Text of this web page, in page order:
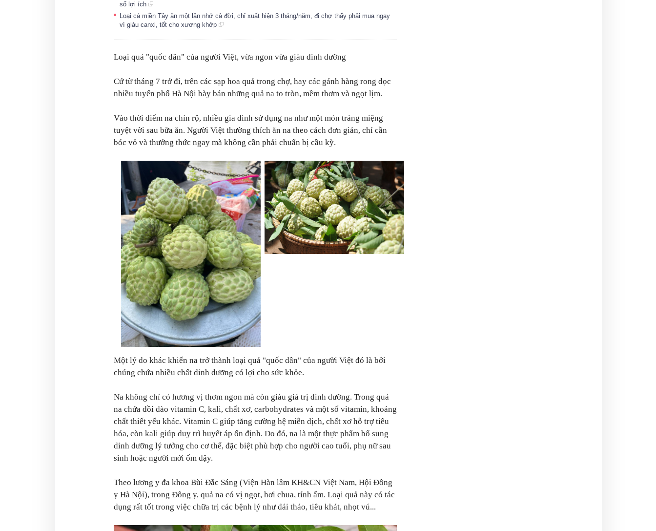
số lợi ích
Loại cá miền Tây ăn một lần nhớ cả đời, chỉ xuất hiện 3 tháng/năm, đi chợ thấy phải mua ngay
vì giàu canxi, tốt cho xương khớp
Loại quả "quốc dân" của người Việt, vừa ngon vừa giàu dinh dưỡng
Cứ từ tháng 7 trở đi, trên các sạp hoa quả trong chợ, hay các gánh hàng rong dọc
nhiều tuyến phố Hà Nội bày bán những quả na to tròn, mềm thơm và ngọt lịm.
Vào thời điểm na chín rộ, nhiều gia đình sử dụng na như một món tráng miệng
tuyệt vời sau bữa ăn. Người Việt thường thích ăn na theo cách đơn giản, chỉ cần
bóc vỏ và thưởng thức ngay mà không cần phải chuẩn bị cầu kỳ.
Một lý do khác khiến na trở thành loại quả "quốc dân" của người Việt đó là bởi
chúng chứa nhiều chất dinh dưỡng có lợi cho sức khỏe.
Na không chỉ có hương vị thơm ngon mà còn giàu giá trị dinh dưỡng. Trong quả
na chứa dồi dào vitamin C, kali, chất xơ, carbohydrates và một số vitamin, khoáng
chất thiết yếu khác. Vitamin C giúp tăng cường hệ miễn dịch, chất xơ hỗ trợ tiêu
hóa, còn kali giúp duy trì huyết áp ổn định. Do đó, na là một thực phẩm bổ sung
dinh dưỡng lý tưởng cho cơ thể, đặc biệt phù hợp cho người cao tuổi, phụ nữ sau
sinh hoặc người mới ốm dậy.
Theo lương y đa khoa Bùi Đắc Sáng (Viện Hàn lâm KH&CN Việt Nam, Hội Đông
y Hà Nội), trong Đông y, quả na có vị ngọt, hơi chua, tính ẩm. Loại quả này có tác
dụng rất tốt trong việc chữa trị các bệnh lý như đái tháo, tiêu khát, nhọt vú...